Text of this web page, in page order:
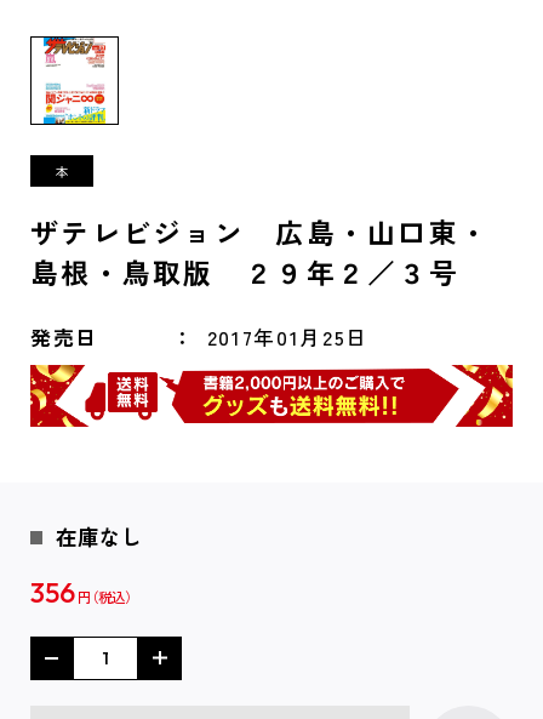
ザテレビジョン 広島・山口東・
島根・鳥取版 ２９年２／３号
発売日 2017年01月25日
在庫なし
356 円